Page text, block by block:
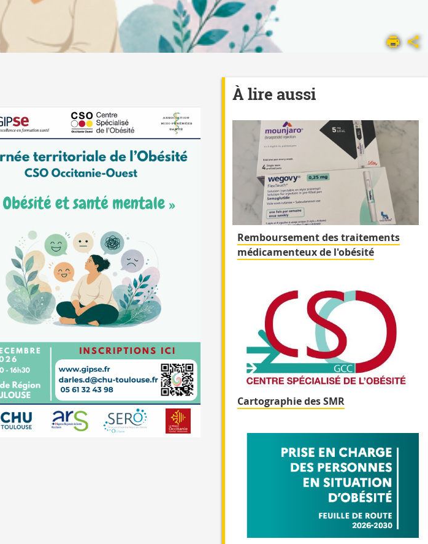
À lire aussi
Remboursement des traitements
médicamenteux de l'obésité
Cartographie des SMR